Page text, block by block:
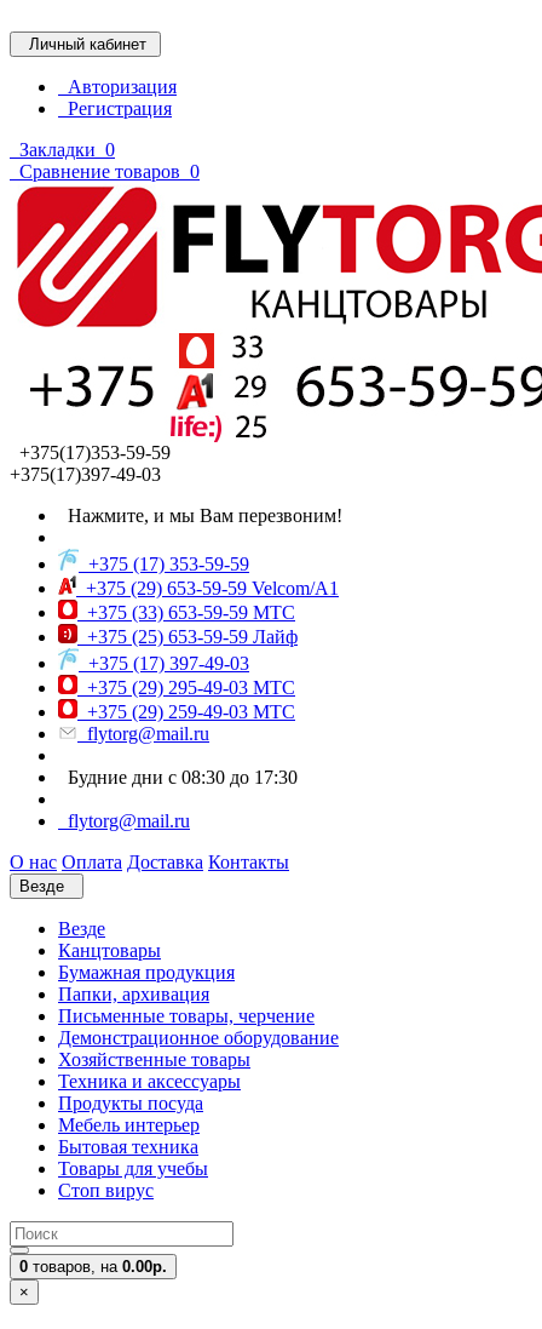
Личный кабинет
Авторизация
Регистрация
Закладки 0
Сравнение товаров 0
+375(17)353-59-59
+375(17)397-49-03
Нажмите, и мы Вам перезвоним!
+375 (17) 353-59-59
+375 (29) 653-59-59 Velcom/A1
+375 (33) 653-59-59 МТС
+375 (25) 653-59-59 Лайф
+375 (17) 397-49-03
+375 (29) 295-49-03 МТС
+375 (29) 259-49-03 МТС
flytorg@mail.ru
Будние дни с 08:30 до 17:30
flytorg@mail.ru
О нас Оплата Доставка Контакты
Везде
Везде
Канцтовары
Бумажная продукция
Папки, архивация
Письменные товары, черчение
Демонстрационное оборудование
Хозяйственные товары
Техника и аксессуары
Продукты посуда
Мебель интерьер
Бытовая техника
Товары для учебы
Стоп вирус
0 товаров, на 0.00р.
×